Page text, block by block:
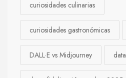
curiosidades culinarias
curiosidades gastronómicas
DALL·E vs Midjourney data